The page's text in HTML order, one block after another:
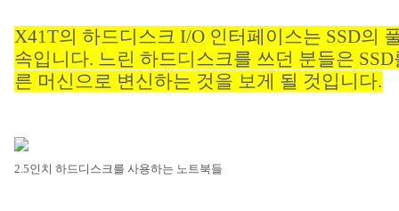
X41T의 하드디스크 I/O 인터페이스는 SSD의
속입니다. 느린 하드디스크를 쓰던 분들은 SSD
른 머신으로 변신하는 것을 보게 될 것입니다.
2.5인치 하드디스크를 사용하는 노트북들